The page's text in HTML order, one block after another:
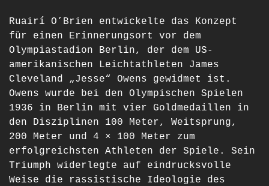
Ruairí O’Brien entwickelte das Konzept
für einen Erinnerungsort vor dem
Olympiastadion Berlin, der dem US-
amerikanischen Leichtathleten James
Cleveland „Jesse“ Owens gewidmet ist.
Owens wurde bei den Olympischen Spielen
1936 in Berlin mit vier Goldmedaillen in
den Disziplinen 100 Meter, Weitsprung,
200 Meter und 4 × 100 Meter zum
erfolgreichsten Athleten der Spiele. Sein
Triumph widerlegte auf eindrucksvolle
Weise die rassistische Ideologie des